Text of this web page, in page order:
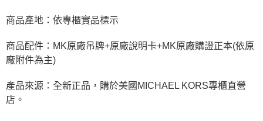
商品產地：依專櫃實品標示
商品配件：MK原廠吊牌+原廠說明卡+MK原廠購證正本(依原
廠附件為主)
產品來源：全新正品，購於美國MICHAEL KORS專櫃直營
店。